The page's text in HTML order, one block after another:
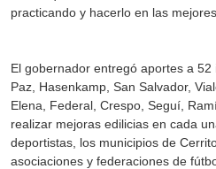
practicando y hacerlo en las
El gobernador entregó aportes a
Paz, Hasenkamp, San Salvador,
Elena, Federal, Crespo, Seguí,
realizar mejoras edilicias en cada
deportistas, los municipios de
asociaciones y federaciones de